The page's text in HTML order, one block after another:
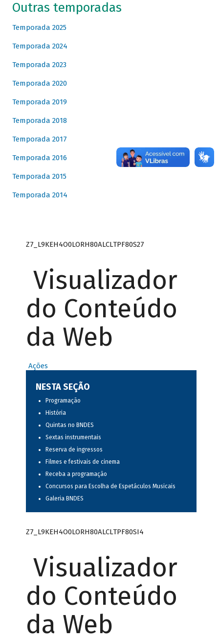
Outras temporadas
Temporada 2025
Temporada 2024
Temporada 2023
Temporada 2020
Temporada 2019
Temporada 2018
Temporada 2017
Temporada 2016
Temporada 2015
Temporada 2014
Z7_L9KEH4O0LORH80ALCLTPF80S27
Visualizador
do Conteúdo
da Web
Ações
NESTA SEÇÃO
Programação
História
Quintas no BNDES
Sextas instrumentais
Reserva de ingressos
Filmes e festivais de cinema
Receba a programação
Concursos para Escolha de Espetáculos Musicais
Galeria BNDES
Z7_L9KEH4O0LORH80ALCLTPF80SI4
Visualizador
do Conteúdo
da Web